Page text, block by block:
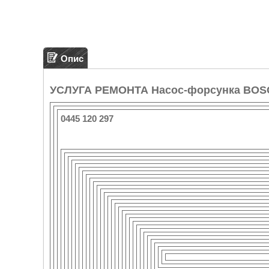
Опис
УСЛУГА РЕМОНТА Насос-форсунка
0445 120 297